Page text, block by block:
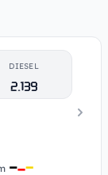
DIESEL
2.139